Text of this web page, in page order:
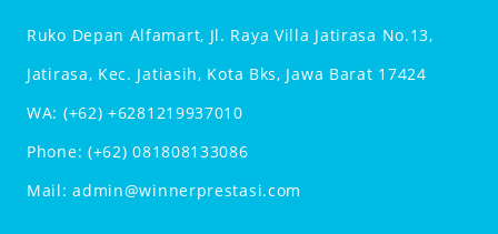
Ruko Depan Alfamart, Jl. Raya Villa Jatirasa No.13,
Jatirasa, Kec. Jatiasih, Kota Bks, Jawa Barat 17424
WA: (+62) +6281219937010
Phone: (+62) 081808133086
Mail:admin@winnerprestasi.com